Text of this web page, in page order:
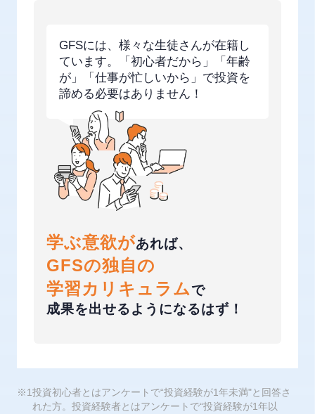
GFSには、様々な生徒さんが在籍し
ています。
「初心者だから」「年齢
が」「仕事が忙しいから」 で投資を
諦める必要はありません！
学ぶ意欲があれば、
GFSの独自の
学習カリキュラムで
成果を出せるようになるはず！
※1投資初心者とはアンケートで“投資経験が1年未満"と回答さ
れた方。投資経験者とはアンケートで“投資経験が1年以